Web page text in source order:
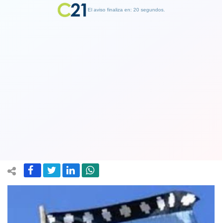
El aviso finaliza en: 19 segundos.